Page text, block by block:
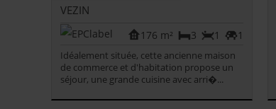
VEZIN
1
1
3
176 m²
Idéalement située, cette ancienne maison
de commerce et d'habitation propose un
séjour, une grande cuisine avec arri�...